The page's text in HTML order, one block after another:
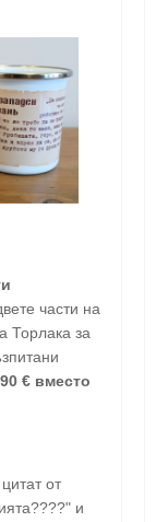
части на
Торлака за
€ вместо
от
и